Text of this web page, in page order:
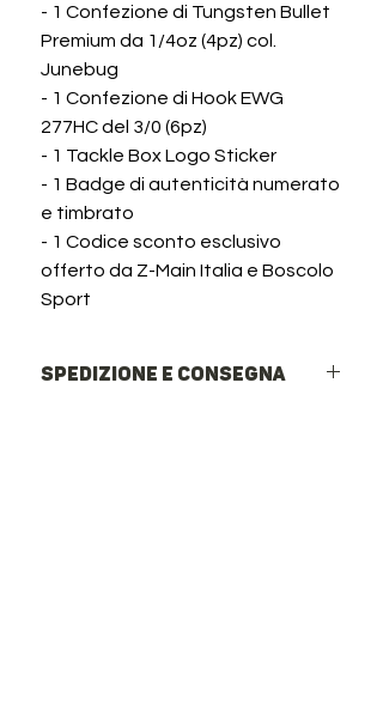
- 1 Confezione di Tungsten Bullet
Premium da 1/4oz (4pz) col.
Junebug
- 1 Confezione di Hook EWG
277HC del 3/0 (6pz)
- 1 Tackle Box Logo Sticker
- 1 Badge di autenticità numerato
e timbrato
- 1 Codice sconto esclusivo
offerto da Z-Main Italia e Boscolo
Sport
Spedizione e Consegna